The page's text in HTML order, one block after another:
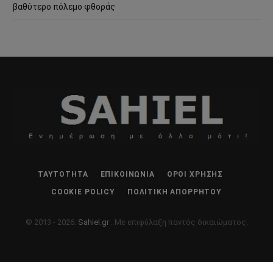
βαθύτερο πόλεμο φθοράς
ΤΑΥΤΌΤΗΤΑ ΕΠΙΚΟΙΝΩΝΊΑ ΌΡΟΙ ΧΡΉΣΗΣ
COOKIE POLICY ΠΟΛΙΤΙΚΉ ΑΠΟΡΡΉΤΟΥ
© 2013 - 2026: Sahiel.gr . Με επιφύλαξη παντός δικαιώματος.